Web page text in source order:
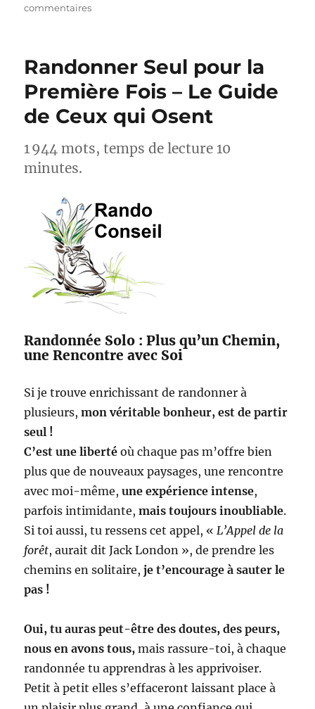
commentairessur
Exif
Thunar
Randonner Seul pour la
Première Fois – Le Guide
de Ceux qui Osent
1 944 mots, temps de lecture 10
minutes.
Randonnée Solo : Plus qu’un Chemin,
une Rencontre avec Soi
Si je trouve enrichissant de randonner à
plusieurs,mon véritable bonheur, est de partir
seul !
C’est une liberté où chaque pas m’offre bien
plus que de nouveaux paysages, une rencontre
avec moi-même,une expérience intense,
parfois intimidante,mais toujours inoubliable.
Si toi aussi, tu ressens cet appel, « L’Appel de la
forêt, aurait dit Jack London », de prendre les
chemins en solitaire,je t’encourage à sauter le
pas !
Oui, tu auras peut-être des doutes, des peurs,
nous en avons tous,mais rassure-toi, à chaque
randonnée tu apprendras à les apprivoiser.
Petit à petit elles s’effaceront laissant place à